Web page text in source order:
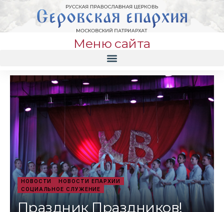
Меню сайта
НОВОСТИ
НОВОСТИ ЕПАРХИИ
СОЦИАЛЬНОЕ СЛУЖЕНИЕ
Праздник Праздников!